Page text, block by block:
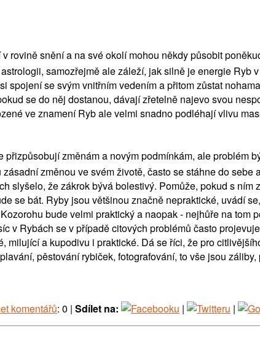
rovině snění a na své okolí mohou někdy působit
samozřejmě ale záleží, jak silně je energie
spojení se svým vnitřním vedením a přitom zůstat
se do něj dostanou, dávají zřetelně najevo svou
ve znamení Ryb ale velmi snadno podléhají vlivu
přizpůsobují změnám a novým podmínkám, ale problém
změnou ve svém životě, často se stáhne do
slyšelo, že zákrok bývá bolestivý. Pomůže, pokud s
se bát. Ryby jsou většinou značně nepraktické, uvádí
bude velmi praktický a naopak - nejhůře na
v Rybách se v případě citových problémů často
milující a kupodivu i praktické. Dá se říci, že pro
pěstování rybiček, fotografování, to vše jsou
komentářů: 0 | Sdílet na: | |